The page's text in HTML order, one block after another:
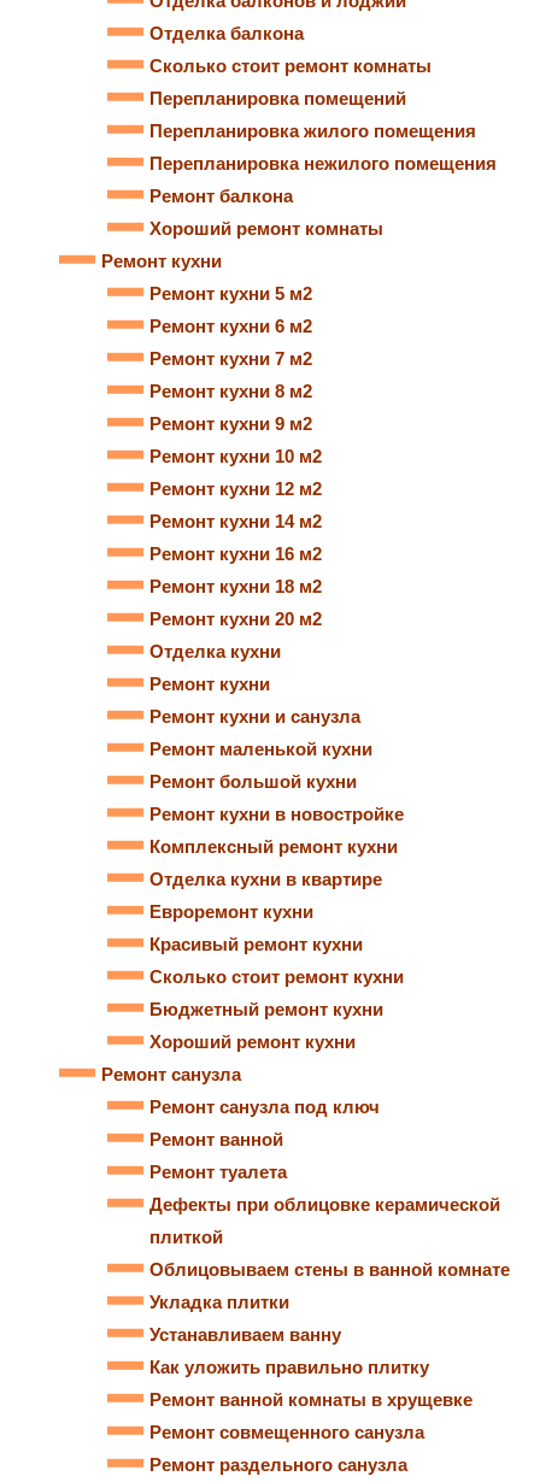
Отделка балкона
Сколько стоит ремонт комнаты
Перепланировка помещений
Перепланировка жилого помещения
Перепланировка нежилого помещения
Ремонт балкона
Хороший ремонт комнаты
Ремонт кухни
Ремонт кухни 5 м2
Ремонт кухни 6 м2
Ремонт кухни 7 м2
Ремонт кухни 8 м2
Ремонт кухни 9 м2
Ремонт кухни 10 м2
Ремонт кухни 12 м2
Ремонт кухни 14 м2
Ремонт кухни 16 м2
Ремонт кухни 18 м2
Ремонт кухни 20 м2
Отделка кухни
Ремонт кухни
Ремонт кухни и санузла
Ремонт маленькой кухни
Ремонт большой кухни
Ремонт кухни в новостройке
Комплексный ремонт кухни
Отделка кухни в квартире
Евроремонт кухни
Красивый ремонт кухни
Сколько стоит ремонт кухни
Бюджетный ремонт кухни
Хороший ремонт кухни
Ремонт санузла
Ремонт санузла под ключ
Ремонт ванной
Ремонт туалета
Дефекты при облицовке керамической
плиткой
Облицовываем стены в ванной комнате
Укладка плитки
Устанавливаем ванну
Как уложить правильно плитку
Ремонт ванной комнаты в хрущевке
Ремонт совмещенного санузла
Ремонт раздельного санузла